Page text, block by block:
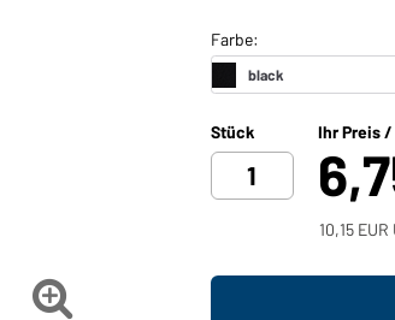

Stück Ihr Preis
10,15